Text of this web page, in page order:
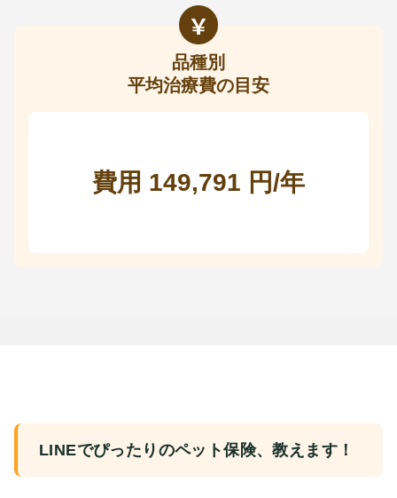
品種別
平均治療費の目安
費用 149,791 円/年
LINEでぴったりのペット保険、教えます！